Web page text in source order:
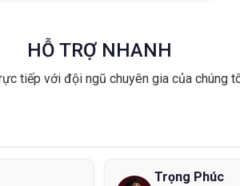
HỖ TRỢ NHANH
tiếp với đội ngũ chuyên gia của chúng
Trọng Phúc